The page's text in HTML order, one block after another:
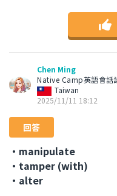
Chen Ming
Native Camp英語會話
Taiwan
2025/11/11 18:12
回答
・manipulate
・tamper (with)
・alter